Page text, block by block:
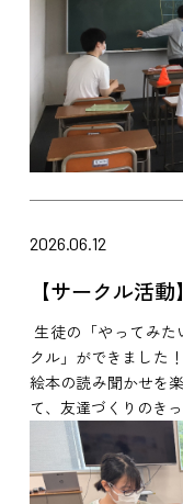
2026.06.12
【サークル活
生徒の「やってみ
クル」ができました
絵本の読み聞かせを
て、友達づくりのき